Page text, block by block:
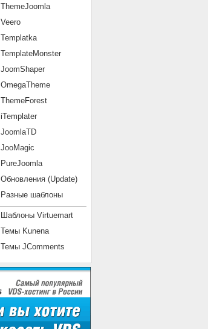
ThemeJoomla
Veero
Templatka
TemplateMonster
JoomShaper
OmegaTheme
ThemeForest
iTemplater
JoomlaTD
JooMagic
PureJoomla
Обновления (Update)
Разные шаблоны
Шаблоны Virtuemart
Темы Kunena
Темы JComments